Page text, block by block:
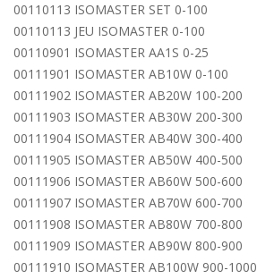
00110113 ISOMASTER SET 0-100
00110113 JEU ISOMASTER 0-100
00110901 ISOMASTER AA1S 0-25
00111901 ISOMASTER AB10W 0-100
00111902 ISOMASTER AB20W 100-200
00111903 ISOMASTER AB30W 200-300
00111904 ISOMASTER AB40W 300-400
00111905 ISOMASTER AB50W 400-500
00111906 ISOMASTER AB60W 500-600
00111907 ISOMASTER AB70W 600-700
00111908 ISOMASTER AB80W 700-800
00111909 ISOMASTER AB90W 800-900
00111910 ISOMASTER AB100W 900-1000